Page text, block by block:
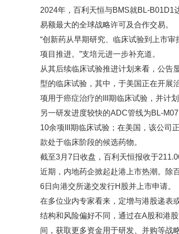
2024年，百利天恒与BMS就BL-B01D1
易额最大的全球战略许可及合作交易。
“创新药从早期研究、临床试验到上市
项目推进。”支培元进一步补充道。
从其后续临床试验推进计划来看，公告
型的临床试验，其中，于美国正在开展
项用于癌症治疗的III期临床试验，并计
另一研发进度较快的ADC管线为BL-
10余项III期临床试验；在美国，该公司
款处于临床阶段的候选药物。
截至3月7日收盘，百利天恒报收于
近期，内地药企掀起赴港上市热潮。除
6日向港交所递交发行H股并上市申请。
在多位业内专家看来，定增与港股递表
结构和风险偏好不同，通过在A股和港
间，获取更多资金用于研发、并购等战